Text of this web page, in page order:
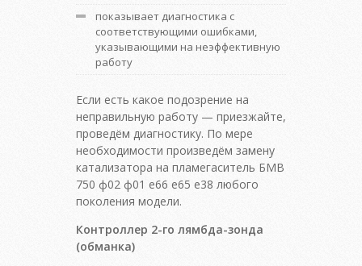
показывает диагностика с
соответствующими ошибками,
указывающими на неэффективную
работу
Если есть какое подозрение на
неправильную работу — приезжайте,
проведём диагностику. По мере
необходимости произведём замену
катализатора на пламегаситель БМВ
750 ф02 ф01 е66 е65 е38 любого
поколения модели.
Контроллер 2-го лямбда-зонда
(обманка)